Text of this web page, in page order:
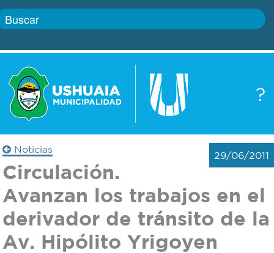
?
Boletín
Autoridades
Defensa
civil
Gobierno
Trámites
Transparencia
Actualidad
Noticias
29/06/2011
Circulación.
Avanzan los trabajos en el
derivador de tránsito de la
Av. Hipólito Yrigoyen